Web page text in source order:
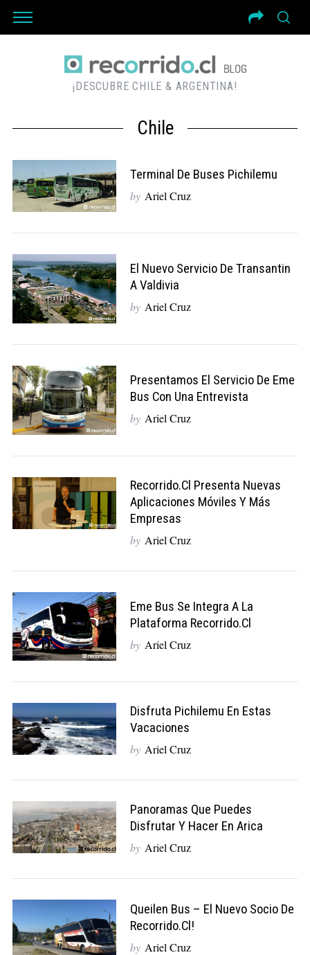
¡DESCUBRE CHILE & ARGENTINA!
Chile
Terminal De Buses Pichilemu
by Ariel Cruz
El Nuevo Servicio De Transantin
A Valdivia
by Ariel Cruz
Presentamos El Servicio De Eme
Bus Con Una Entrevista
by Ariel Cruz
Recorrido.cl Presenta Nuevas
Aplicaciones Móviles Y Más
Empresas
by Ariel Cruz
Eme Bus Se Integra A La
Plataforma Recorrido.cl
by Ariel Cruz
Disfruta Pichilemu En Estas
Vacaciones
by Ariel Cruz
Panoramas Que Puedes
Disfrutar Y Hacer En Arica
by Ariel Cruz
Queilen Bus – El Nuevo Socio De
Recorrido.cl!
by Ariel Cruz